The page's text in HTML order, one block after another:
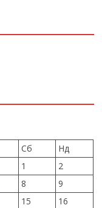
Сб
Нд
1
2
8
9
15
16